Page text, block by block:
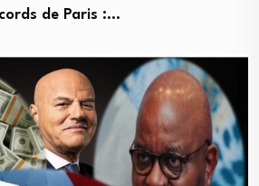
de Paris :…